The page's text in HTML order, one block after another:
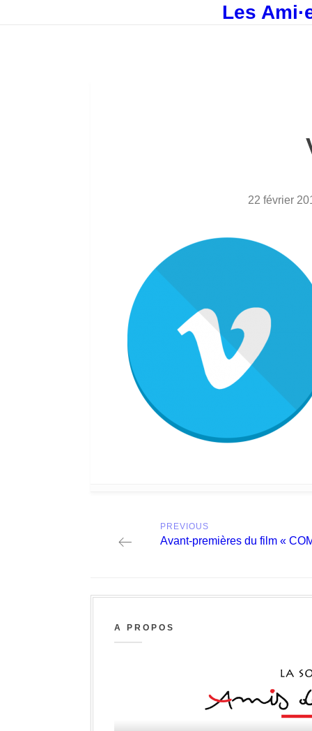
Les
22 février
navigation
PREVIOUS
Previous
Avant-premières du film «
A PROPOS